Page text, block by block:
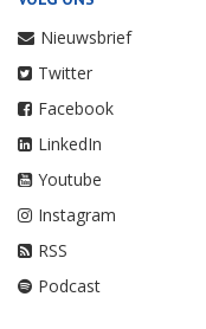
Nieuwsbrief
Twitter
Facebook
LinkedIn
Youtube
Instagram
RSS
Podcast